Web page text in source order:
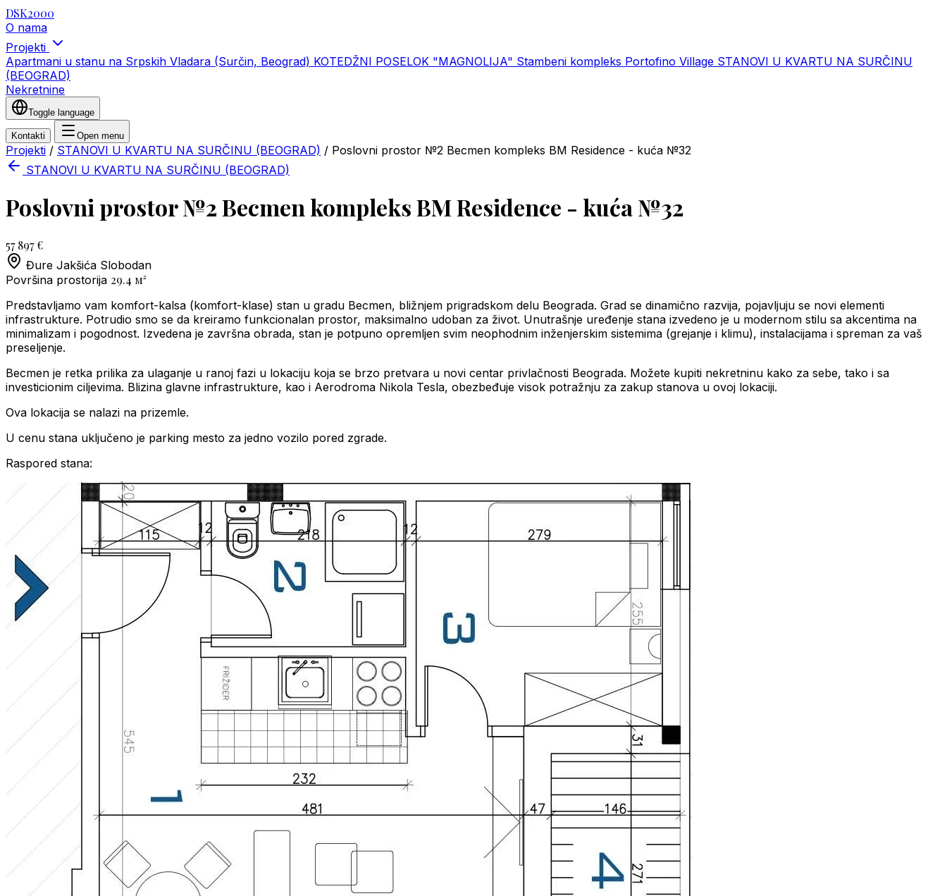
DSK2000
O nama
Projekti
Apartmani u stanu na Srpskih Vladara (Surčin, Beograd) KOTEDŽNI POSELOK "MAGNOLIJA" Stambeni kompleks Portofino Village STANOVI U KVARTU NA SURČINU
(BEOGRAD)
Nekretnine
Toggle language
Kontakti Open menu
Projekti / STANOVI U KVARTU NA SURČINU (BEOGRAD) / Poslovni prostor №2 Becmen kompleks BM Residence - kuća №32
STANOVI U KVARTU NA SURČINU (BEOGRAD)
Poslovni prostor №2 Becmen kompleks BM Residence - kuća №32
57 897 €
Đure Jakšića Slobodan
Površina prostorija 29.4 м²
Predstavljamo vam komfort-kalsa (komfort-klase) stan u gradu Becmen, bližnjem prigradskom delu Beograda. Grad se dinamično razvija, pojavljuju se novi elementi
infrastrukture. Potrudio smo se da kreiramo funkcionalan prostor, maksimalno udoban za život. Unutrašnje uređenje stana izvedeno je u modernom stilu sa akcentima na
minimalizam i pogodnost. Izvedena je završna obrada, stan je potpuno opremljen svim neophodnim inženjerskim sistemima (grejanje i klimu), instalacijama i spreman za vaš
preseljenje.
Becmen je retka prilika za ulaganje u ranoj fazi u lokaciju koja se brzo pretvara u novi centar privlačnosti Beograda. Možete kupiti nekretninu kako za sebe, tako i sa
investicionim ciljevima. Blizina glavne infrastrukture, kao i Aerodroma Nikola Tesla, obezbeđuje visok potražnju za zakup stanova u ovoj lokaciji.
Ova lokacija se nalazi na prizemle.
U cenu stana uključeno je parking mesto za jedno vozilo pored zgrade.
Raspored stana: